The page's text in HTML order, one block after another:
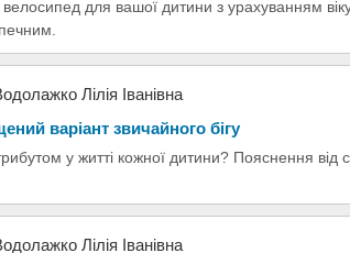
для вашої дитини з урахуванням
Лілія Іванівна
варіант звичайного бігу
у житті кожної дитини? Пояснення від
Лілія Іванівна